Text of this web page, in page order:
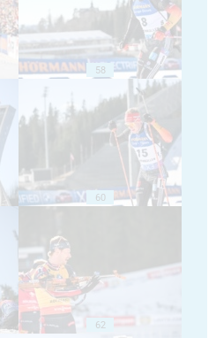
58
60
62